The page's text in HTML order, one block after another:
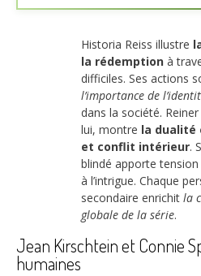
Historia Reiss illustre
la rédemption à
difficiles. Ses actions
l’importance de
dans la société.
lui, montre la dualité
et conflit intérieur.
blindé apporte
à l’intrigue. Chaque
secondaire enrichit la
globale de la série.
Jean Kirschtein et Connie
humaines